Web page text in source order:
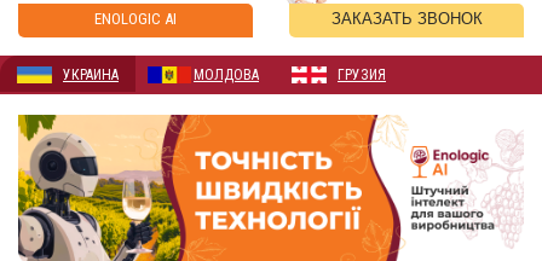
ENOLOGIC AI ЗАКАЗАТЬ ЗВОНОК
УКРАИНА МОЛДОВА ГРУЗИЯ